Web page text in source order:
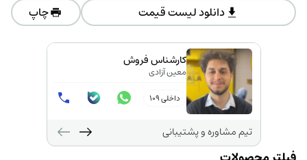
دانلود لیست قیمت چاپ
کارشناس فروش
معین آزادی
داخلی 109
تیم مشاوره و پشتیبانی